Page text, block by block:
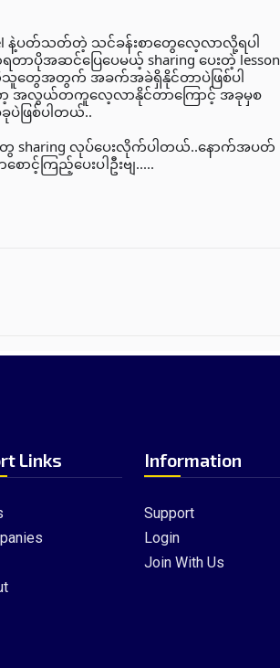
နဲ့ပတ်သတ်တဲ့ သင်ခန်းစာတွေလေ့လာလို့ရပါ
အဆင်ပြေပေမယ့် sharing ပေးတဲ့ lesson
တွေအတွက်‌ အခက်အခဲရှိနိုင်တာပဲဖြစ်ပါ
တော့ အလွယ်တကူလေ့လာနိုင်တာကြောင့် အခုမှစ
ဖြစ်ပါတယ်..
ေ sharing လုပ်ပေးလိုက်ပါတယ်..နောက်အပတ်
င့်ကြည့်ပေးပါဦးဗျ.....
Links Information
Support
Login
Join With Us